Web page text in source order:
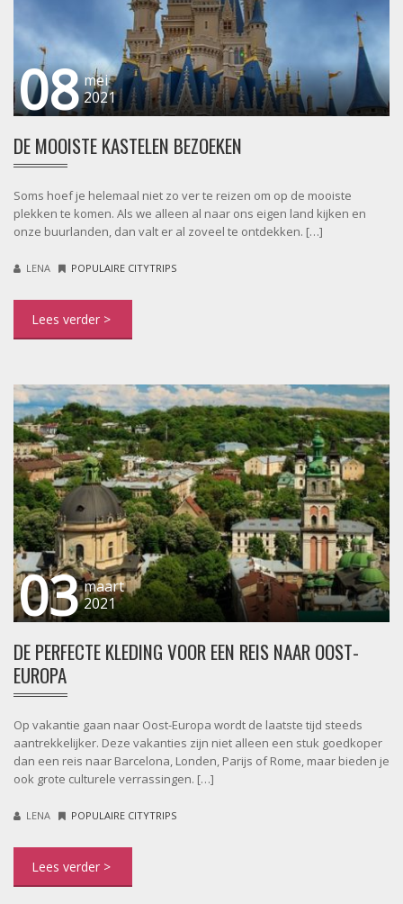
08 mei
2021
DE MOOISTE KASTELEN BEZOEKEN
Soms hoef je helemaal niet zo ver te reizen om op de mooiste
plekken te komen. Als we alleen al naar ons eigen land kijken en
onze buurlanden, dan valt er al zoveel te ontdekken. […]
LENA POPULAIRE CITYTRIPS
03 maart
2021
DE PERFECTE KLEDING VOOR EEN REIS NAAR OOST-
EUROPA
Op vakantie gaan naar Oost-Europa wordt de laatste tijd steeds
aantrekkelijker. Deze vakanties zijn niet alleen een stuk goedkoper
dan een reis naar Barcelona, Londen, Parijs of Rome, maar bieden je
ook grote culturele verrassingen. […]
LENA POPULAIRE CITYTRIPS